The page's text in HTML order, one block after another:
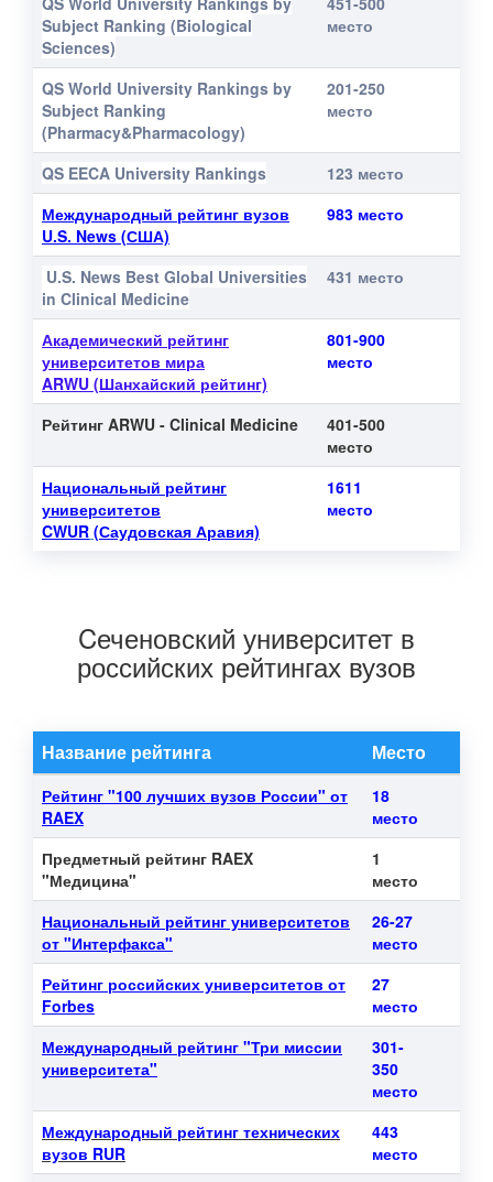
Subject Ranking (Biological
Sciences)
место
QS World University Rankings by
Subject Ranking
(Pharmacy&Pharmacology)
201-250
место
QS EECA University Rankings
123 место
Международный рейтинг вузов
U.S. News (США)
983 место
U.S. News Best Global Universities
in Clinical Medicine
431 место
Академический рейтинг
университетов мира
ARWU (Шанхайский рейтинг)
801-900
место
Рейтинг ARWU - Clinical Medicine
401-500
место
Национальный рейтинг
университетов
CWUR (Саудовская Аравия)
1611
место
Cеченовский университет в
российских рейтингах вузов
Название рейтинга Место
Рейтинг "100 лучших вузов России" от
RAEX
18
место
Предметный рейтинг RAEX
"Медицина"
1
место
Национальный рейтинг университетов
от "Интерфакса"
26-27
место
Рейтинг российских университетов от
Forbes
27
место
Международный рейтинг "Три миссии
университета"
301-
350
место
Международный рейтинг технических
вузов RUR
443
место